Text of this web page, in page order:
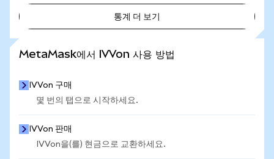
통계 더 보기
MetaMask에서 IVVon 사용 방법
IVVon 구매
몇 번의 탭으로 시작하세요.
IVVon 판매
IVVon을(를) 현금으로 교환하세요.